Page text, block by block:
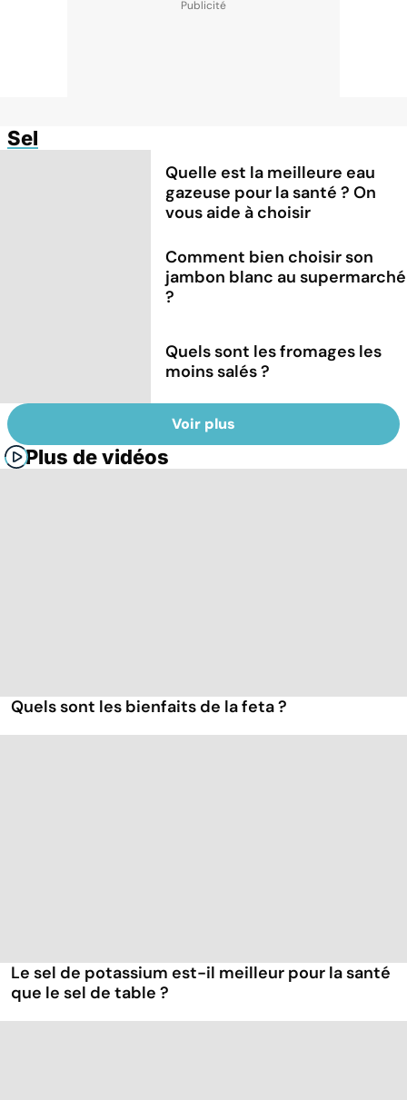
Sel
Quelle est la meilleure eau
gazeuse pour la santé ? On
vous aide à choisir
Comment bien choisir son
jambon blanc au supermarché
?
Quels sont les fromages les
moins salés ?
Voir plus
Plus de vidéos
Quels sont les bienfaits de la feta ?
Le sel de potassium est-il meilleur pour la santé
que le sel de table ?